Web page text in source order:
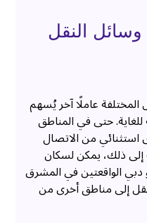
النقل
عاملًا آخر يُسهم
حتى في المناطق
استثنائي من الاتصال
ذلك، يمكن لسكان
الواقعتين في المشرق
إلى مناطق أخرى من